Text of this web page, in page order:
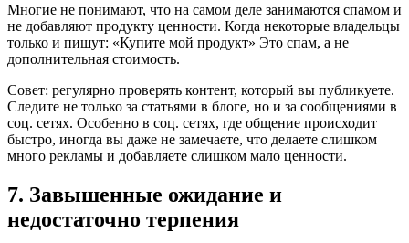
Многие не понимают, что на самом деле занимаются спамом и
не добавляют продукту ценности. Когда некоторые владельцы
только и пишут: «Купите мой продукт» Это спам, а не
дополнительная стоимость.
Совет: регулярно проверять контент, который вы публикуете.
Следите не только за статьями в блоге, но и за сообщениями в
соц. сетях. Особенно в соц. сетях, где общение происходит
быстро, иногда вы даже не замечаете, что делаете слишком
много рекламы и добавляете слишком мало ценности.
7. Завышенные ожидание и
недостаточно терпения